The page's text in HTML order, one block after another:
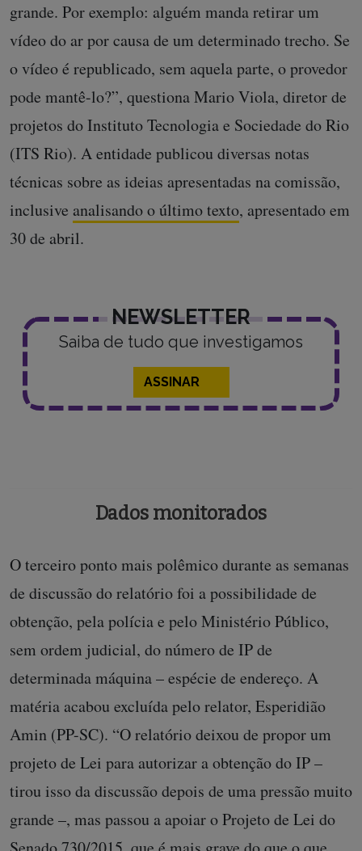
grande. Por exemplo: alguém manda retirar um
vídeo do ar por causa de um determinado trecho. Se
o vídeo é republicado, sem aquela parte, o provedor
pode mantê-lo?”, questiona Mario Viola, diretor de
projetos do Instituto Tecnologia e Sociedade do Rio
(ITS Rio). A entidade publicou diversas notas
técnicas sobre as ideias apresentadas na comissão,
inclusive analisando o último texto, apresentado em
30 de abril.
NEWSLETTER
Saiba de tudo que investigamos
ASSINAR
Dados monitorados
O terceiro ponto mais polêmico durante as semanas
de discussão do relatório foi a possibilidade de
obtenção, pela polícia e pelo Ministério Público,
sem ordem judicial, do número de IP de
determinada máquina – espécie de endereço. A
matéria acabou excluída pelo relator, Esperidião
Amin (PP-SC). “O relatório deixou de propor um
projeto de Lei para autorizar a obtenção do IP –
tirou isso da discussão depois de uma pressão muito
grande –, mas passou a apoiar o Projeto de Lei do